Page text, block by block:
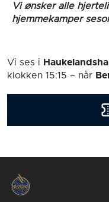
Vi ønsker alle
hjemmekamper
Vi ses i
klokken 15:15 – når